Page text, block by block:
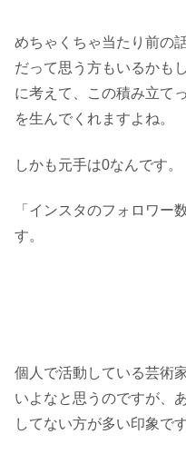
めちゃくちゃ当たり前の
だって思う方もいるかも
に考えて、この積み立て
を生んでくれますよね。
しかも元手は0なんです。
「インスタのフォロワー
す。
個人で活動している芸術
いよなと思うのですが、
してない方が多い印象です